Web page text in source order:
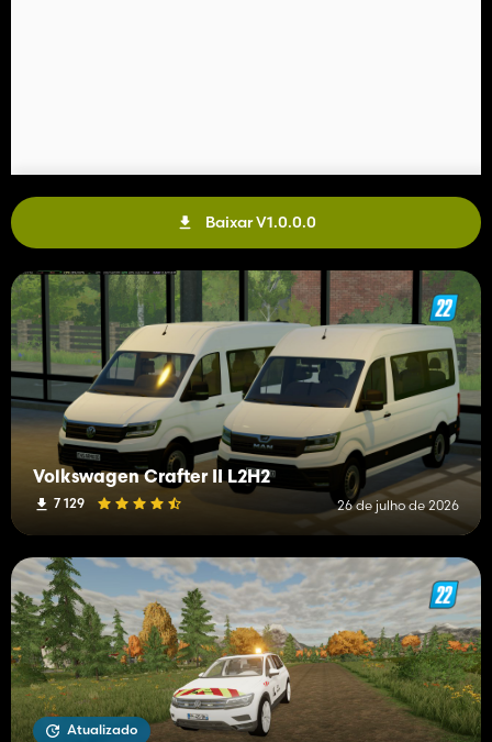
Baixar V1.0.0.0
Volkswagen Crafter II L2H2
7 129 26 de julho de 2026
Atualizado